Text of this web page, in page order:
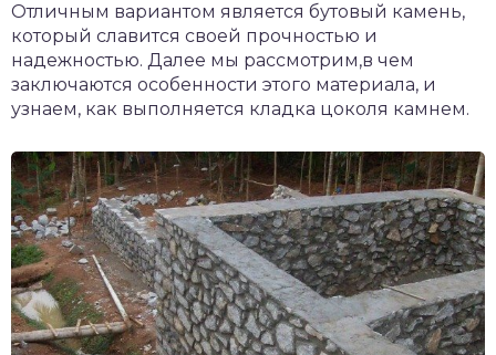
Отличным вариантом является бутовый камень,
который славится своей прочностью и
надежностью. Далее мы рассмотрим,в чем
заключаются особенности этого материала, и
узнаем, как выполняется кладка цоколя камнем.